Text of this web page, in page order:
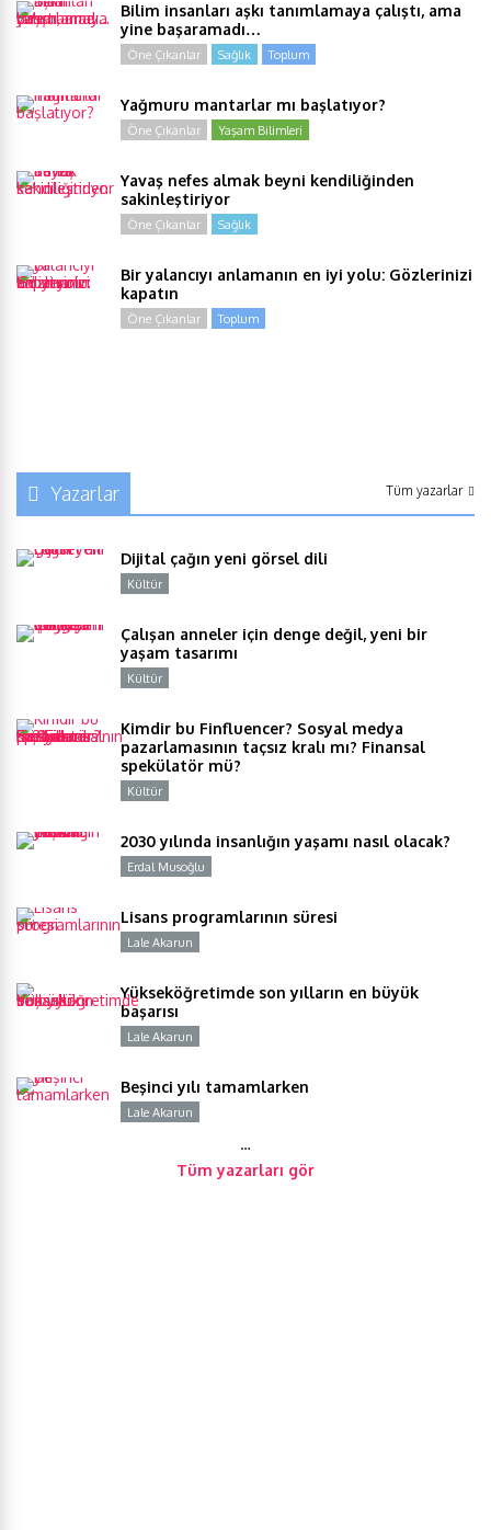
Bilim insanları aşkı tanımlamaya çalıştı, ama
yine başaramadı…
Öne Çıkanlar Sağlık Toplum
Yağmuru mantarlar mı başlatıyor?
Öne Çıkanlar Yaşam Bilimleri
Yavaş nefes almak beyni kendiliğinden
sakinleştiriyor
Öne Çıkanlar Sağlık
Bir yalancıyı anlamanın en iyi yolu: Gözlerinizi
kapatın
Öne Çıkanlar Toplum
Yazarlar Tüm yazarlar
Dijital çağın yeni görsel dili
Kültür
Çalışan anneler için denge değil, yeni bir
yaşam tasarımı
Kültür
Kimdir bu Finfluencer? Sosyal medya
pazarlamasının taçsız kralı mı? Finansal
spekülatör mü?
Kültür
2030 yılında insanlığın yaşamı nasıl olacak?
Erdal Musoğlu
Lisans programlarının süresi
Lale Akarun
Yükseköğretimde son yılların en büyük
başarısı
Lale Akarun
Beşinci yılı tamamlarken
Lale Akarun
…
Tüm yazarları gör